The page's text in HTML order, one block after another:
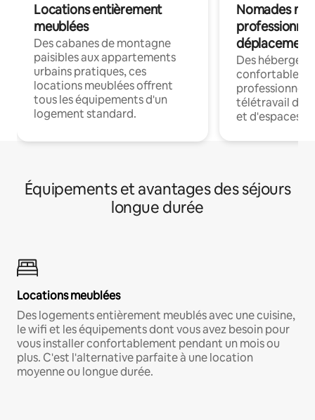
Locations entièrement
meublées
Des cabanes de montagne
paisibles aux appartements
urbains pratiques, ces
locations meublées offrent
tous les équipements d'un
logement standard.
Nomades
déplacement
Des
confortables
professionnels
télétravail
et d'espaces
Équipements et avantages des séjours
longue durée
Locations meublées
Des logements entièrement meublés avec une cuisine,
le wifi et les équipements dont vous avez besoin pour
vous installer confortablement pendant un mois ou
plus. C'est l'alternative parfaite à une location
moyenne ou longue durée.